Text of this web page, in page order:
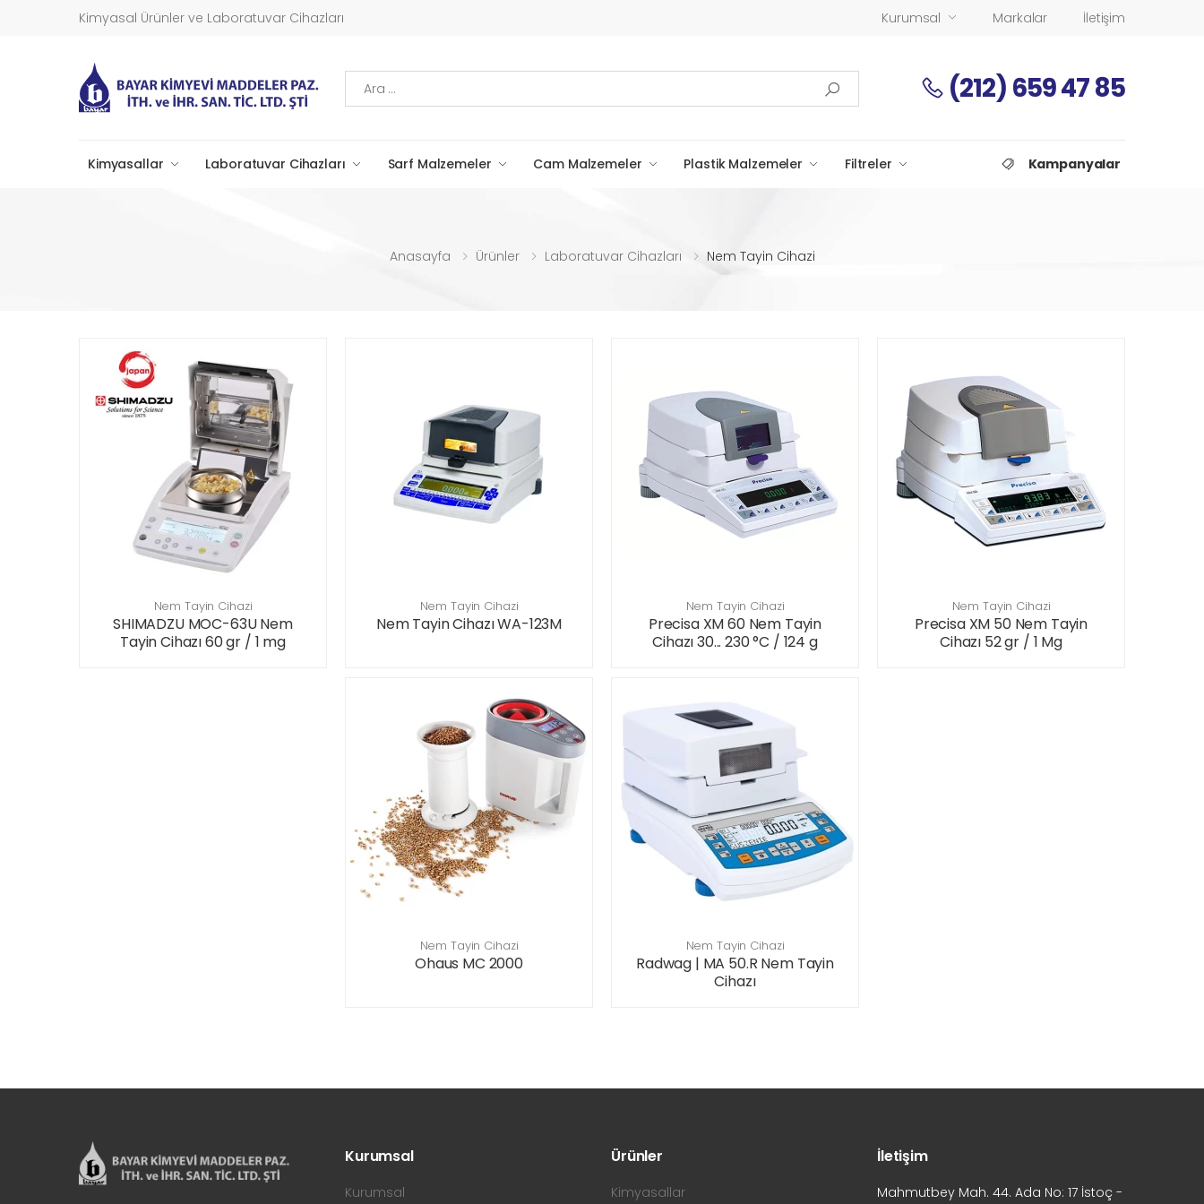
Kimyasal Ürünler ve Laboratuvar Cihazları Kurumsal Markalar İletişim
Ara (212) 659 47 85
Kimyasallar Laboratuvar Cihazları Sarf Malzemeler Cam Malzemeler Plastik Malzemeler Filtreler Kampanyalar
Anasayfa Ürünler Laboratuvar Cihazları Nem Tayin Cihazi
Nem Tayin Cihazi
SHIMADZU MOC-63U Nem
Tayin Cihazı 60 gr / 1 mg
Nem Tayin Cihazi
Nem Tayin Cihazı WA-123M
Nem Tayin Cihazi
Precisa XM 60 Nem Tayin
Cihazı 30... 230 °C / 124 g
Nem Tayin Cihazi
Precisa XM 50 Nem Tayin
Cihazı 52 gr / 1 Mg
Nem Tayin Cihazi
Ohaus MC 2000
Nem Tayin Cihazi
Radwag | MA 50.R Nem Tayin
Cihazı
Kurumsal
Kurumsal
Ürünler
Kimyasallar
İletişim
Mahmutbey Mah. 44. Ada No: 17 İstoç -